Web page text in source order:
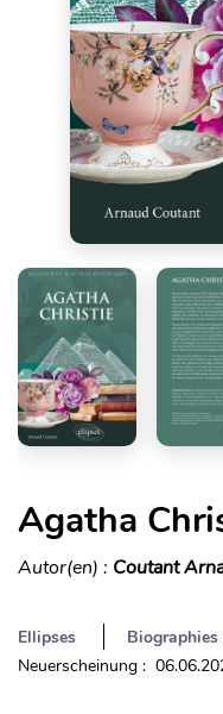
Agatha
Autor(en) : Coutant
Ellipses
Neuerscheinung :